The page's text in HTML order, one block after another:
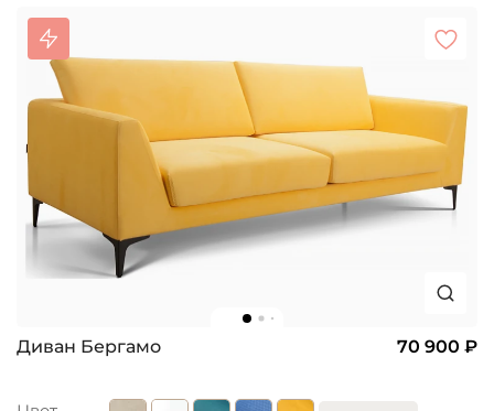
Диван Бергамо 70 900 ₽